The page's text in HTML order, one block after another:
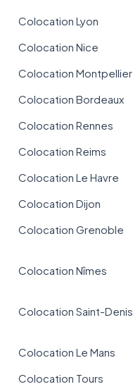
Colocation Lyon
Colocation Nice
Colocation Montpellier
Colocation Bordeaux
Colocation Rennes
Colocation Reims
Colocation Le Havre
Colocation Dijon
Colocation Grenoble
Colocation Nîmes
Colocation Saint-Denis
Colocation Le Mans
Colocation Tours